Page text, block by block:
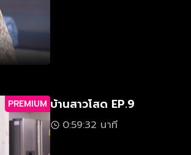
PREMIUM บ้านสาวโสด EP.9
0:59:32 นาที